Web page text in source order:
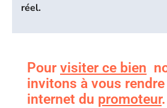
réel.
Pour visiter ce bien
invitons à vous
internet du promoteur.